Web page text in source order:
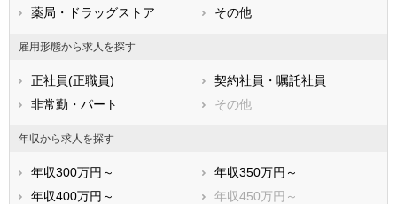
香川県
愛媛県
鹿児島県
薬局・ドラッグストア
その他
雇用形態から求人を探す
正社員(正職員)
契約社員・嘱託社員
非常勤・パート
その他
年収から求人を探す
年収300万円～
年収350万円～
年収400万円～
年収450万円～